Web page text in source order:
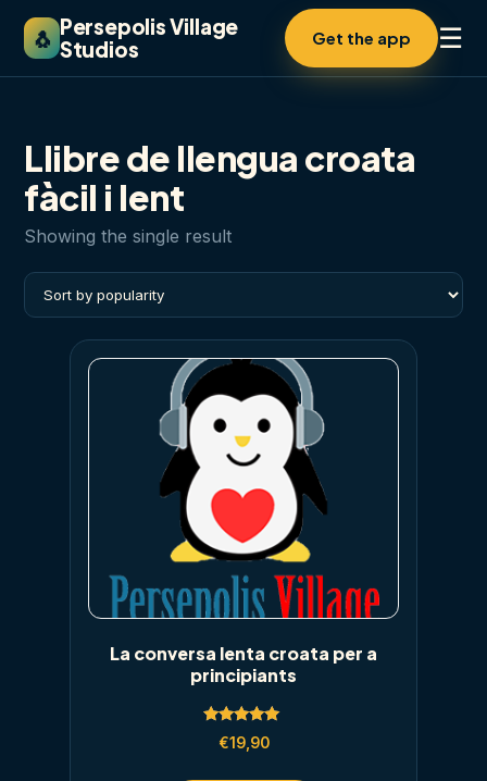
🐧 Persepolis Village
Studios
Get the app ☰
Llibre de llengua croata
fàcil i lent
Showing the single result
La conversa lenta croata per a
principiants
Rated
5.00
€19,90